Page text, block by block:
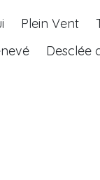
Plein Vent
Desclée